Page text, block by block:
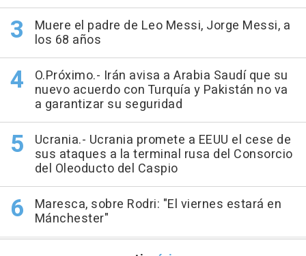
Muere el padre de Leo Messi, Jorge Messi, a
los 68 años
O.Próximo.- Irán avisa a Arabia Saudí que su
nuevo acuerdo con Turquía y Pakistán no va
a garantizar su seguridad
Ucrania.- Ucrania promete a EEUU el cese de
sus ataques a la terminal rusa del Consorcio
del Oleoducto del Caspio
Maresca, sobre Rodri: "El viernes estará en
Mánchester"